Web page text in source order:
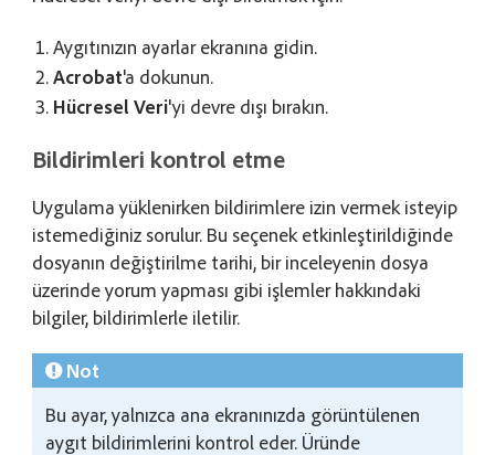
Aygıtınızın ayarlar ekranına gidin.
Acrobat'a dokunun.
Hücresel Veri'yi devre dışı bırakın.
Bildirimleri kontrol etme
Uygulama yüklenirken bildirimlere izin vermek isteyip
istemediğiniz sorulur. Bu seçenek etkinleştirildiğinde
dosyanın değiştirilme tarihi, bir inceleyenin dosya
üzerinde yorum yapması gibi işlemler hakkındaki
bilgiler, bildirimlerle iletilir.
Not
Bu ayar, yalnızca ana ekranınızda görüntülenen
aygıt bildirimlerini kontrol eder. Üründe